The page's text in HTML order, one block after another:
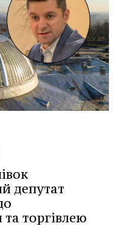
депутат
торгівлею